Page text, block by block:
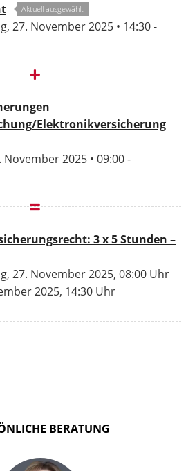
Aktuell ausgewählt
27. November 2025 • 14:30 -
Elektronikversicherung
2025 • 09:00 -
3 x 5 Stunden –
27. November 2025, 08:00 Uhr
2025, 14:30 Uhr
BERATUNG